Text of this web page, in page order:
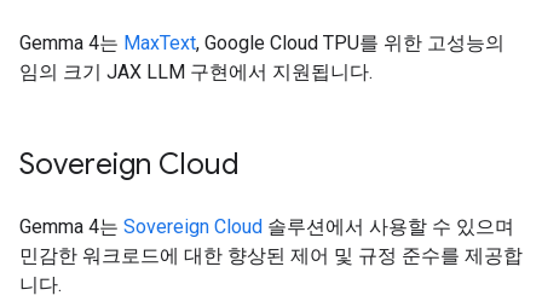
Gemma 4는 MaxText, Google Cloud TPU를 위한 고성능의
임의 크기 JAX LLM 구현에서 지원됩니다.
Sovereign Cloud
Gemma 4는 Sovereign Cloud 솔루션에서 사용할 수 있으며
민감한 워크로드에 대한 향상된 제어 및 규정 준수를 제공합
니다.